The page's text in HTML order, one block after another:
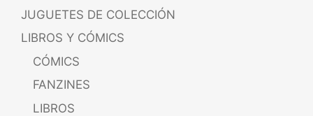
JUGUETES DE COLECCIÓN
LIBROS Y CÓMICS
CÓMICS
FANZINES
LIBROS